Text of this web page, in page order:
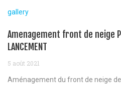
gallery
Amenagement front de neige
LANCEMENT
5 août 2021
Aménagement du front de neige de